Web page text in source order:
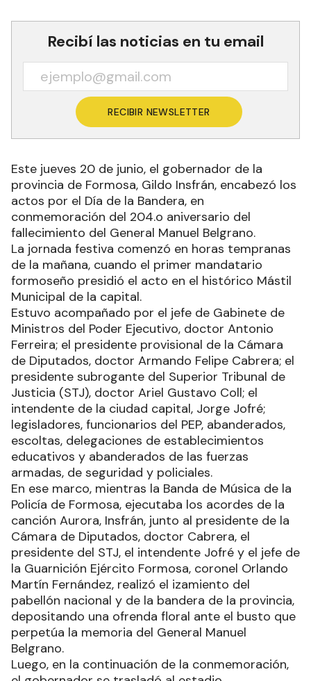
Recibí las noticias en tu email
RECIBIR NEWSLETTER
Este jueves 20 de junio, el gobernador de la
provincia de Formosa, Gildo Insfrán, encabezó los
actos por el Día de la Bandera, en
conmemoración del 204.o aniversario del
fallecimiento del General Manuel Belgrano.
La jornada festiva comenzó en horas tempranas
de la mañana, cuando el primer mandatario
formoseño presidió el acto en el histórico Mástil
Municipal de la capital.
Estuvo acompañado por el jefe de Gabinete de
Ministros del Poder Ejecutivo, doctor Antonio
Ferreira; el presidente provisional de la Cámara
de Diputados, doctor Armando Felipe Cabrera; el
presidente subrogante del Superior Tribunal de
Justicia (STJ), doctor Ariel Gustavo Coll; el
intendente de la ciudad capital, Jorge Jofré;
legisladores, funcionarios del PEP, abanderados,
escoltas, delegaciones de establecimientos
educativos y abanderados de las fuerzas
armadas, de seguridad y policiales.
En ese marco, mientras la Banda de Música de la
Policía de Formosa, ejecutaba los acordes de la
canción Aurora, Insfrán, junto al presidente de la
Cámara de Diputados, doctor Cabrera, el
presidente del STJ, el intendente Jofré y el jefe de
la Guarnición Ejército Formosa, coronel Orlando
Martín Fernández, realizó el izamiento del
pabellón nacional y de la bandera de la provincia,
depositando una ofrenda floral ante el busto que
perpetúa la memoria del General Manuel
Belgrano.
Luego, en la continuación de la conmemoración,